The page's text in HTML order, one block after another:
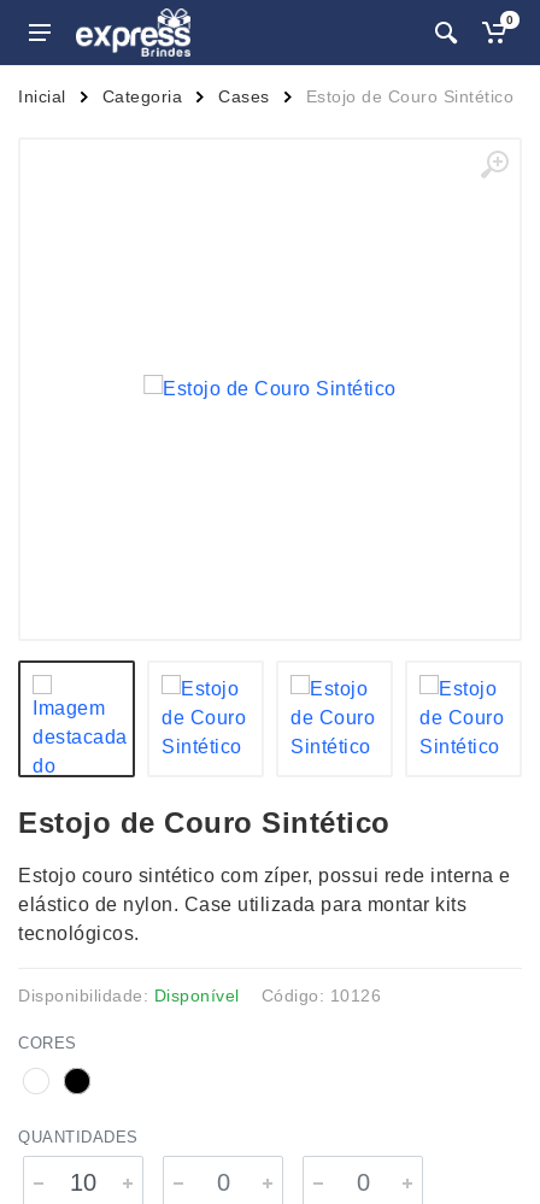
0
Inicial Categoria Cases Estojo de Couro Sintético
Estojo de Couro Sintético
Estojo couro sintético com zíper, possui rede interna e
elástico de nylon. Case utilizada para montar kits
tecnológicos.
Disponibilidade: Disponível Código: 10126
CORES
QUANTIDADES